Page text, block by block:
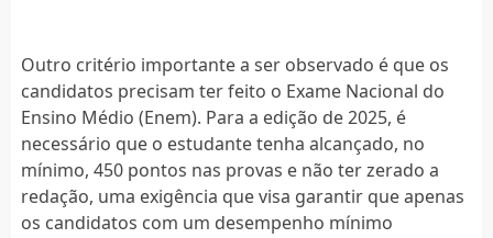
Outro critério importante a ser observado é que os
candidatos precisam ter feito o Exame Nacional do
Ensino Médio (Enem). Para a edição de 2025, é
necessário que o estudante tenha alcançado, no
mínimo, 450 pontos nas provas e não ter zerado a
redação, uma exigência que visa garantir que apenas
os candidatos com um desempenho mínimo